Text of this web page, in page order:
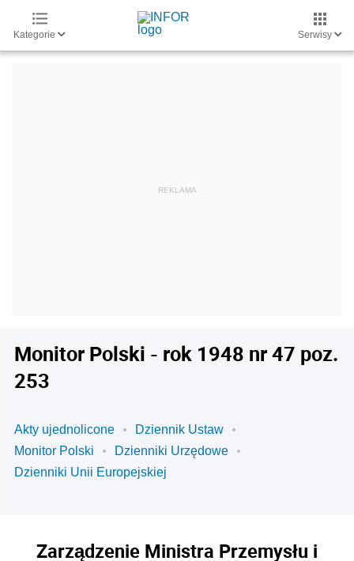
Kategorie Serwisy
Monitor Polski - rok 1948 nr 47 poz.
253
Akty ujednolicone
Dziennik Ustaw
Monitor Polski
Dzienniki Urzędowe
Dzienniki Unii Europejskiej
Zarządzenie Ministra Przemysłu i